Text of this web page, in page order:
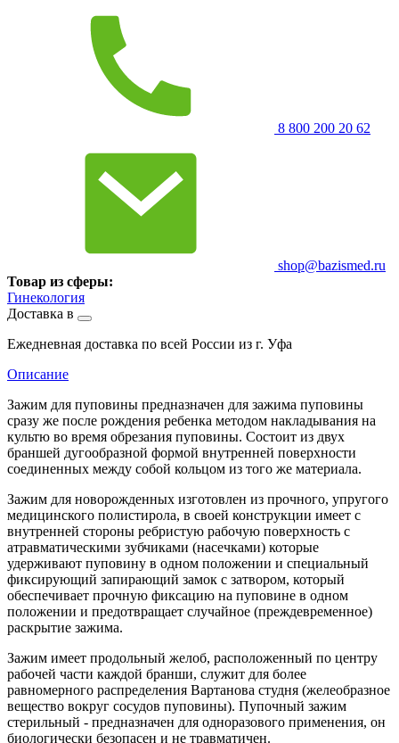
8 800 200 20 62
shop@bazismed.ru
Товар из сферы:
Гинекология
Доставка в
Ежедневная доставка по всей России из г. Уфа
Описание
Зажим для пуповины предназначен для зажима пуповины
сразу же после рождения ребенка методом накладывания на
культю во время обрезания пуповины. Состоит из двух
браншей дугообразной формой внутренней поверхности
соединенных между собой кольцом из того же материала.
Зажим для новорожденных изготовлен из прочного, упругого
медицинского полистирола, в своей конструкции имеет с
внутренней стороны ребристую рабочую поверхность с
атравматическими зубчиками (насечками) которые
удерживают пуповину в одном положении и специальный
фиксирующий запирающий замок с затвором, который
обеспечивает прочную фиксацию на пуповине в одном
положении и предотвращает случайное (преждевременное)
раскрытие зажима.
Зажим имеет продольный желоб, расположенный по центру
рабочей части каждой бранши, служит для более
равномерного распределения Вартанова студня (желеобразное
вещество вокруг сосудов пуповины). Пупочный зажим
стерильный - предназначен для одноразового применения, он
биологически безопасен и не травматичен.